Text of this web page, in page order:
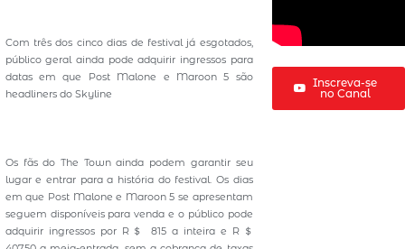
Com três dos cinco dias de festival já esgotados,
público geral ainda pode adquirir ingressos para
datas em que Post Malone e Maroon 5 são
headliners do Skyline
Os fãs do The Town ainda podem garantir seu
lugar e entrar para a história do festival. Os dias
em que Post Malone e Maroon 5 se apresentam
seguem disponíveis para venda e o público pode
adquirir ingressos por R＄ 815 a inteira e R＄
Inscreva-se
no Canal